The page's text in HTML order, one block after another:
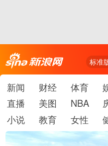
标准
新闻 财经 体育
直播
美图 NBA
小说
教育 女性